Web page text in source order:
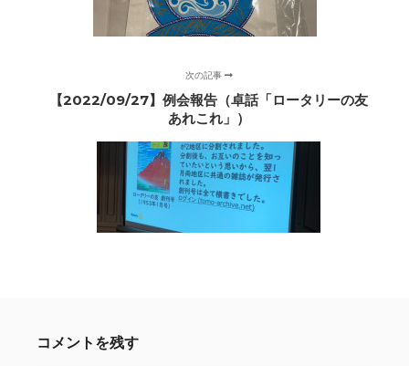
次の記事
【2022/09/27】例会報告（卓話「ロータリーの友
あれこれ」）
コメントを残す